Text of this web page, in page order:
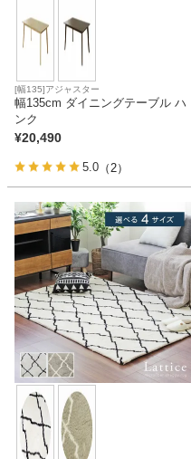
[幅135]アジャスター
幅135cm ダイニングテーブル ハ
ンク
¥20,490
5.0 （2）